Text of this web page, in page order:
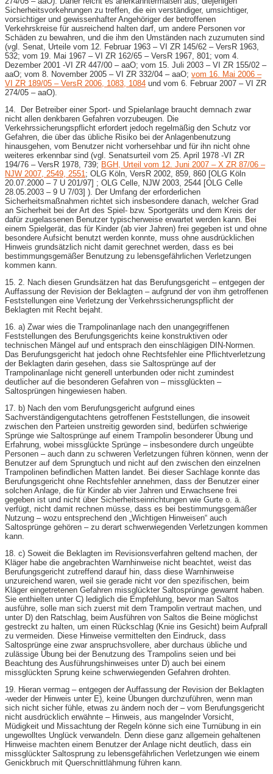
Sicherheitsvorkehrungen zu treffen, die ein verständiger, umsichtiger,
vorsichtiger und gewissenhafter Angehöriger der betroffenen
Verkehrskreise für ausreichend halten darf, um andere Personen vor
Schäden zu bewahren, und die ihm den Umständen nach zuzumuten sind
(vgl. Senat, Urteile vom 12. Februar 1963 – VI ZR 145/62 – VersR 1963,
532; vom 19. Mai 1967 – VI ZR 162/65 – VersR 1967, 801; vom 4.
Dezember 2001 -VI ZR 447/00 – aaO; vom 15. Juli 2003 – VI ZR 155/02 –
aaO; vom 8. November 2005 – VI ZR 332/04 – aaO; vom 16. Mai 2006 –
VI ZR 189/05 – VersR 2006, 1083, 1084 und vom 6. Februar 2007 – VI ZR
274/05 – aaO).
14. Der Betreiber einer Sport- und Spielanlage braucht demnach zwar
nicht allen denkbaren Gefahren vorzubeugen. Die
Verkehrssicherungspflicht erfordert jedoch regelmäßig den Schutz vor
Gefahren, die über das übliche Risiko bei der Anlagenbenutzung
hinausgehen, vom Benutzer nicht vorhersehbar und für ihn nicht ohne
weiteres erkennbar sind (vgl. Senatsurteil vom 25. April 1978 -VI ZR
194/76 – VersR 1978, 739; BGH, Urteil vom 12. Juni 2007 – X ZR 87/06 –
NJW 2007, 2549, 2551 ; OLG Köln, VersR 2002, 859, 860 [OLG Köln
20.07.2000 – 7 U 201/97] ; OLG Celle, NJW 2003, 2544 [OLG Celle
28.05.2003 – 9 U 7/03] ). Der Umfang der erforderlichen
Sicherheitsmaßnahmen richtet sich insbesondere danach, welcher Grad
an Sicherheit bei der Art des Spiel- bzw. Sportgeräts und dem Kreis der
dafür zugelassenen Benutzer typischerweise erwartet werden kann. Bei
einem Spielgerät, das für Kinder (ab vier Jahren) frei gegeben ist und ohne
besondere Aufsicht benutzt werden konnte, muss ohne ausdrücklichen
Hinweis grundsätzlich nicht damit gerechnet werden, dass es bei
bestimmungsgemäßer Benutzung zu lebensgefährlichen Verletzungen
kommen kann.
15. 2. Nach diesen Grundsätzen hat das Berufungsgericht – entgegen der
Auffassung der Revision der Beklagten – aufgrund der von ihm getroffenen
Feststellungen eine Verletzung der Verkehrssicherungspflicht der
Beklagten mit Recht bejaht.
16. a) Zwar wies die Trampolinanlage nach den unangegriffenen
Feststellungen des Berufungsgerichts keine konstruktiven oder
technischen Mängel auf und entsprach den einschlägigen DIN-Normen.
Das Berufungsgericht hat jedoch ohne Rechtsfehler eine Pflichtverletzung
der Beklagten darin gesehen, dass sie Saltosprünge auf der
Trampolinanlage nicht generell unterbunden oder nicht zumindest
deutlicher auf die besonderen Gefahren von – missglückten –
Saltosprüngen hingewiesen haben.
17. b) Nach den vom Berufungsgericht aufgrund eines
Sachverständigengutachtens getroffenen Feststellungen, die insoweit
zwischen den Parteien unstreitig geworden sind, bedürfen schwierige
Sprünge wie Saltosprünge auf einem Trampolin besonderer Übung und
Erfahrung, wobei missglückte Sprünge – insbesondere durch ungeübte
Personen – auch dann zu schweren Verletzungen führen können, wenn der
Benutzer auf dem Sprungtuch und nicht auf den zwischen den einzelnen
Trampolinen befindlichen Matten landet. Bei dieser Sachlage konnte das
Berufungsgericht ohne Rechtsfehler annehmen, dass der Benutzer einer
solchen Anlage, die für Kinder ab vier Jahren und Erwachsene frei
gegeben ist und nicht über Sicherheitseinrichtungen wie Gurte o. ä.
verfügt, nicht damit rechnen müsse, dass es bei bestimmungsgemäßer
Nutzung – wozu entsprechend den „Wichtigen Hinweisen“ auch
Saltosprünge gehören – zu derart schwerwiegenden Verletzungen kommen
kann.
18. c) Soweit die Beklagten im Revisionsverfahren geltend machen, der
Kläger habe die angebrachten Warnhinweise nicht beachtet, weist das
Berufungsgericht zutreffend darauf hin, dass diese Warnhinweise
unzureichend waren, weil sie gerade nicht vor den spezifischen, beim
Kläger eingetretenen Gefahren missglückter Saltosprünge gewarnt haben.
Sie enthielten unter C) lediglich die Empfehlung, bevor man Saltos
ausführe, solle man sich zuerst mit dem Trampolin vertraut machen, und
unter D) den Ratschlag, beim Ausführen von Saltos die Beine möglichst
gestreckt zu halten, um einen Rückschlag (Knie ins Gesicht) beim Aufprall
zu vermeiden. Diese Hinweise vermittelten den Eindruck, dass
Saltosprünge eine zwar anspruchsvollere, aber durchaus übliche und
zulässige Übung bei der Benutzung des Trampolins seien und bei
Beachtung des Ausführungshinweises unter D) auch bei einem
missglückten Sprung keine schwerwiegenden Gefahren drohten.
19. Hieran vermag – entgegen der Auffassung der Revision der Beklagten
-weder der Hinweis unter E), keine Übungen durchzuführen, wenn man
sich nicht sicher fühle, etwas zu ändern noch der – vom Berufungsgericht
nicht ausdrücklich erwähnte – Hinweis, aus mangelnder Vorsicht,
Müdigkeit und Missachtung der Regeln könne sich eine Turnübung in ein
ungewolltes Unglück verwandeln. Denn diese ganz allgemein gehaltenen
Hinweise machten einem Benutzer der Anlage nicht deutlich, dass ein
missglückter Saltosprung zu lebensgefährlichen Verletzungen wie einem
Genickbruch mit Querschnittlähmung führen kann.